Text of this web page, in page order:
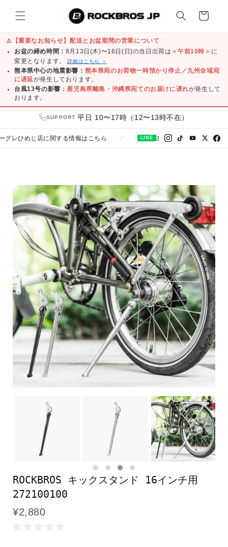
ンツに
進む
ー
⚠️
【重要なお知らせ】配送とお盆期間の営業について
お盆の締め時間： 8月13日(木)〜16日(日)の当日出荷は ＜午前10時＞ に
変更となります。詳細はこちら ＞
熊本県中心の地震影響： 熊本県宛のお荷物一時預かり停止 ／ 九州全域宛
に遅延が発生しております。
台風13号の影響： 鹿児島県離島・沖縄県宛てのお届けに遅れが発生して
おります。
SUPPORT 平日 10〜17時（12〜13時不在）
に関する情報はこちら ／ LINE 友だち追加で300円クーポンプレゼ
ROCKBROS キックスタンド 16インチ用
272100100
¥2,880